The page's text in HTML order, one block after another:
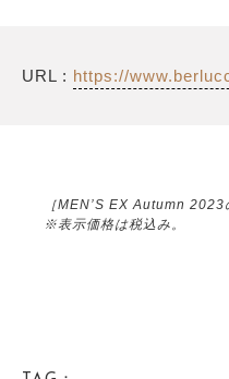
URL : https://
［MEN’S EX Autumn 2023
※表示価格は税込み。